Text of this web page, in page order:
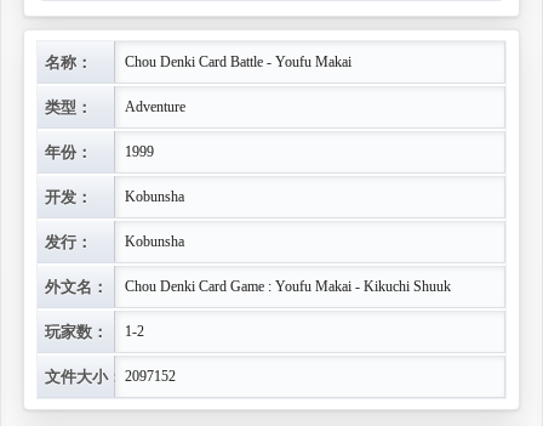
名称： Chou Denki Card Battle - Youfu Makai
类型： Adventure
年份： 1999
开发： Kobunsha
发行： Kobunsha
外文名： Chou Denki Card Game : Youfu Makai - Kikuchi Shuuk
玩家数： 1-2
文件大小： 2097152